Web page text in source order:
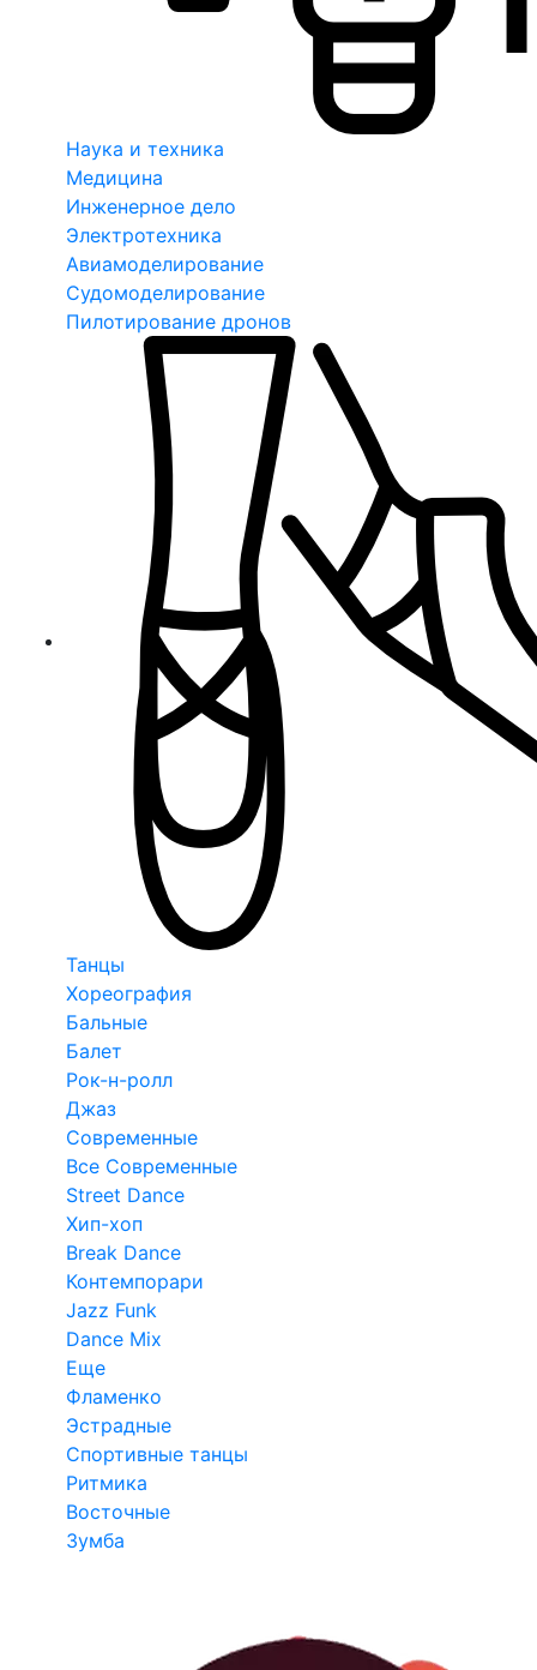
Наука и техника
Медицина
Инженерное дело
Электротехника
Авиамоделирование
Судомоделирование
Пилотирование дронов
Танцы
Хореография
Бальные
Балет
Рок-н-ролл
Джаз
Современные
Все Современные
Street Dance
Хип-хоп
Break Dance
Контемпорари
Jazz Funk
Dance Mix
Еще
Фламенко
Эстрадные
Спортивные танцы
Ритмика
Восточные
Зумба